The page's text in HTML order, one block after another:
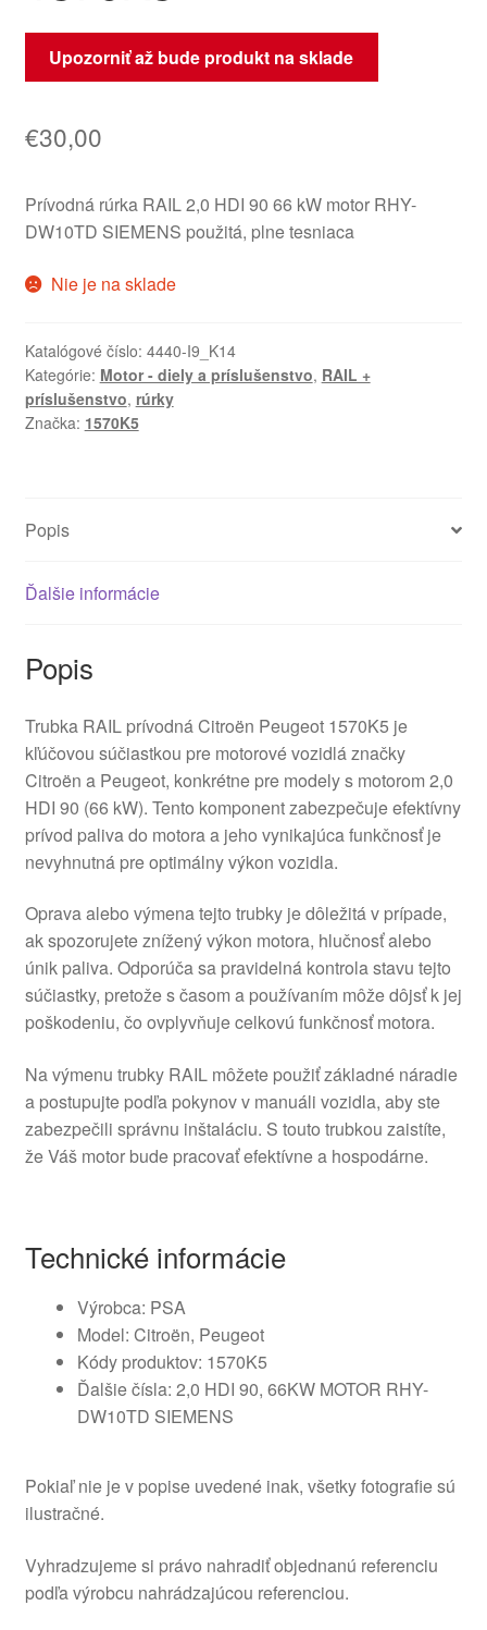
Upozorniť až bude produkt na sklade
€30,00
Prívodná rúrka RAIL 2,0 HDI 90 66 kW motor RHY-
DW10TD SIEMENS použitá, plne tesniaca
Nie je na sklade
Katalógové číslo: 4440-I9_K14
Kategórie: Motor - diely a príslušenstvo, RAIL +
príslušenstvo, rúrky
Značka: 1570K5
Popis
Ďalšie informácie
Popis
Trubka RAIL prívodná Citroën Peugeot 1570K5 je
kľúčovou súčiastkou pre motorové vozidlá značky
Citroën a Peugeot, konkrétne pre modely s motorom 2,0
HDI 90 (66 kW). Tento komponent zabezpečuje efektívny
prívod paliva do motora a jeho vynikajúca funkčnosť je
nevyhnutná pre optimálny výkon vozidla.
Oprava alebo výmena tejto trubky je dôležitá v prípade,
ak spozorujete znížený výkon motora, hlučnosť alebo
únik paliva. Odporúča sa pravidelná kontrola stavu tejto
súčiastky, pretože s časom a používaním môže dôjsť k jej
poškodeniu, čo ovplyvňuje celkovú funkčnosť motora.
Na výmenu trubky RAIL môžete použiť základné náradie
a postupujte podľa pokynov v manuáli vozidla, aby ste
zabezpečili správnu inštaláciu. S touto trubkou zaistíte,
že Váš motor bude pracovať efektívne a hospodárne.
Technické informácie
Výrobca: PSA
Model: Citroën, Peugeot
Kódy produktov: 1570K5
Ďalšie čísla: 2,0 HDI 90, 66KW MOTOR RHY-
DW10TD SIEMENS
Pokiaľ nie je v popise uvedené inak, všetky fotografie sú
ilustračné.
Vyhradzujeme si právo nahradiť objednanú referenciu
podľa výrobcu nahrádzajúcou referenciou.